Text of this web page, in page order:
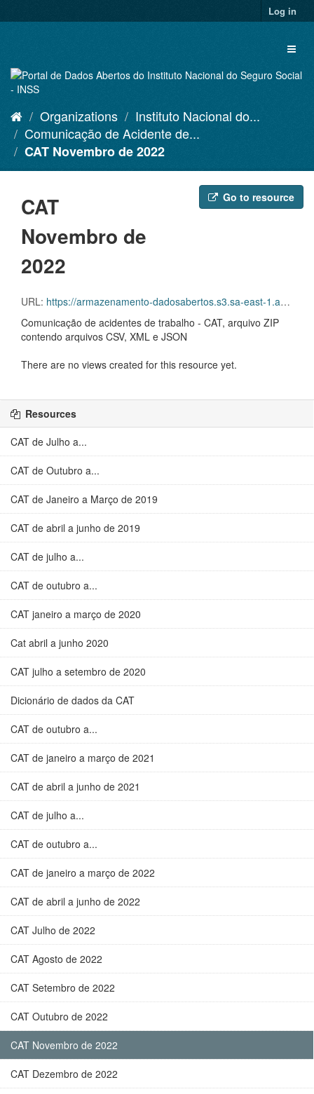
to
Log in
Organizations
Instituto Nacional do...
Comunicação de Acidente de...
CAT Novembro de 2022
Go to resource
CAT
Novembro de
2022
URL: https://armazenamento-dadosabertos.s3.sa-east-1.amazonaws.com/Plano+2016_2018_Grupos+de+dados/INSS+-+Comunica%C3%A7%C3%A3o+de+Acidente+de+Trabalho+-+CAT/D.SDA.PDA.005.CAT.202211.ZIP
Comunicação de acidentes de trabalho - CAT, arquivo ZIP
contendo arquivos CSV, XML e JSON
There are no views created for this resource yet.
Resources
CAT de Julho a...
CAT de Outubro a...
CAT de Janeiro a Março de 2019
CAT de abril a junho de 2019
CAT de julho a...
CAT de outubro a...
CAT janeiro a março de 2020
Cat abril a junho 2020
CAT julho a setembro de 2020
Dicionário de dados da CAT
CAT de outubro a...
CAT de janeiro a março de 2021
CAT de abril a junho de 2021
CAT de julho a...
CAT de outubro a...
CAT de janeiro a março de 2022
CAT de abril a junho de 2022
CAT Julho de 2022
CAT Agosto de 2022
CAT Setembro de 2022
CAT Outubro de 2022
CAT Novembro de 2022
CAT Dezembro de 2022